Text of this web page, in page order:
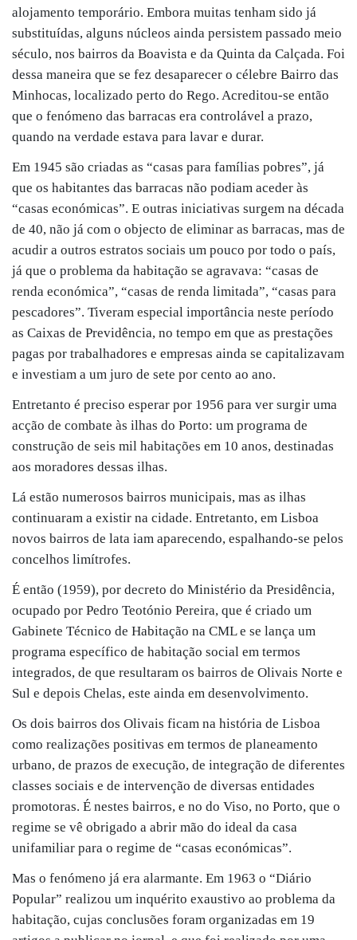
alojamento temporário. Embora muitas tenham sido já
substituídas, alguns núcleos ainda persistem passado meio
século, nos bairros da Boavista e da Quinta da Calçada. Foi
dessa maneira que se fez desaparecer o célebre Bairro das
Minhocas, localizado perto do Rego. Acreditou-se então
que o fenómeno das barracas era controlável a prazo,
quando na verdade estava para lavar e durar.
Em 1945 são criadas as “casas para famílias pobres”, já
que os habitantes das barracas não podiam aceder às
“casas económicas”. E outras iniciativas surgem na década
de 40, não já com o objecto de eliminar as barracas, mas de
acudir a outros estratos sociais um pouco por todo o país,
já que o problema da habitação se agravava: “casas de
renda económica”, “casas de renda limitada”, “casas para
pescadores”. Tiveram especial importância neste período
as Caixas de Previdência, no tempo em que as prestações
pagas por trabalhadores e empresas ainda se capitalizavam
e investiam a um juro de sete por cento ao ano.
Entretanto é preciso esperar por 1956 para ver surgir uma
acção de combate às ilhas do Porto: um programa de
construção de seis mil habitações em 10 anos, destinadas
aos moradores dessas ilhas.
Lá estão numerosos bairros municipais, mas as ilhas
continuaram a existir na cidade. Entretanto, em Lisboa
novos bairros de lata iam aparecendo, espalhando-se pelos
concelhos limítrofes.
É então (1959), por decreto do Ministério da Presidência,
ocupado por Pedro Teotónio Pereira, que é criado um
Gabinete Técnico de Habitação na CML e se lança um
programa específico de habitação social em termos
integrados, de que resultaram os bairros de Olivais Norte e
Sul e depois Chelas, este ainda em desenvolvimento.
Os dois bairros dos Olivais ficam na história de Lisboa
como realizações positivas em termos de planeamento
urbano, de prazos de execução, de integração de diferentes
classes sociais e de intervenção de diversas entidades
promotoras. É nestes bairros, e no do Viso, no Porto, que o
regime se vê obrigado a abrir mão do ideal da casa
unifamiliar para o regime de “casas económicas”.
Mas o fenómeno já era alarmante. Em 1963 o “Diário
Popular” realizou um inquérito exaustivo ao problema da
habitação, cujas conclusões foram organizadas em 19